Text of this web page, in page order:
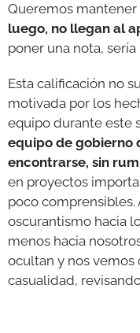
Queremos
luego, no llegan al
poner una nota,
Esta calificación no
motivada por los
equipo durante este
equipo de gobierno
encontrarse, sin
en proyectos
poco comprensibles.
oscurantismo hacia
menos hacia
ocultan y nos vemos
casualidad,